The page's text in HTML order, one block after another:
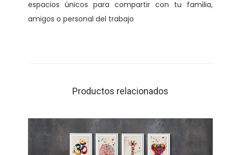
espacios únicos para compartir con tu familia,
amigos o personal del trabajo
Productos relacionados